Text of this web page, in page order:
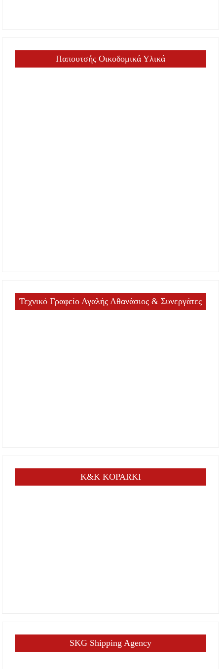
Παπουτσής Οικοδομικά Υλικά
Τεχνικό Γραφείο Αγαλής Αθανάσιος & Συνεργάτες
K&K KOPARKI
SKG Shipping Agency